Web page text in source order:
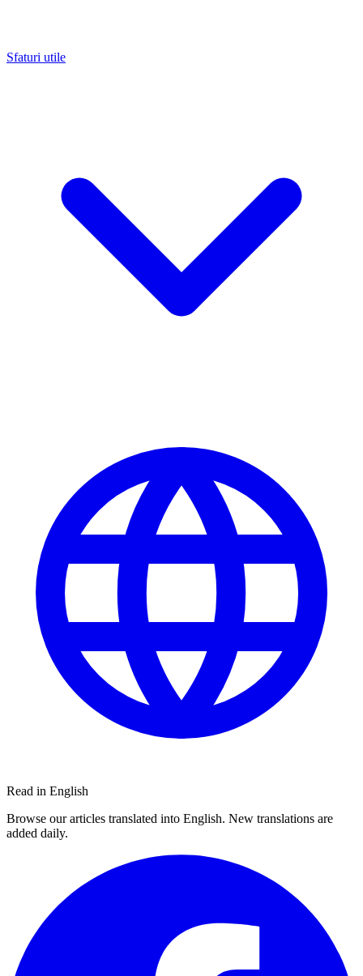
Sfaturi utile
Read in English
Browse our articles translated into English. New translations are
added daily.